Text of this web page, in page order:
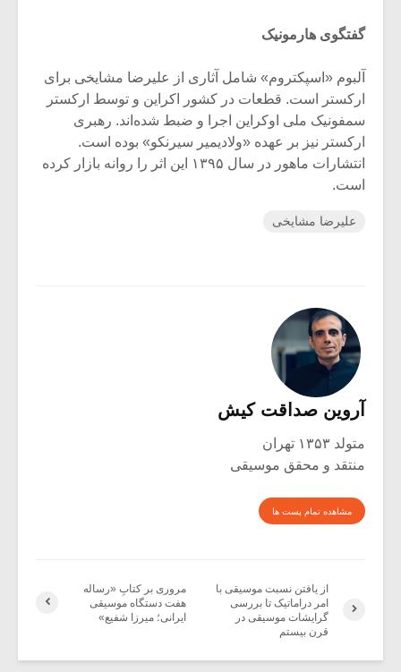
گفتگوی هارمونیک
آلبوم «اسپکتروم» شامل آثاری از علیرضا مشایخی برای
ارکستر است. قطعات در کشور اکراین و توسط ارکستر
سمفونیک ملی اوکراین اجرا و ضبط شده‌اند. رهبری
ارکستر نیز بر عهده «ولادیمیر سیرنکو» بوده است.
انتشارات ماهور در سال ۱۳۹۵ این اثر را روانه بازار کرده
است.
علیرضا مشایخی
آروین صداقت کیش
متولد ۱۳۵۳ تهران
منتقد و محقق موسیقی
مشاهده تمام پست ها
مروری بر کتابِ «رساله‌
هفت دستگاه موسیقی
ایرانی؛ میرزا شفیع»
از یافتن نسبت موسیقی با
امر دراماتیک تا بررسی
گرایشات موسیقی در
قرن بیستم